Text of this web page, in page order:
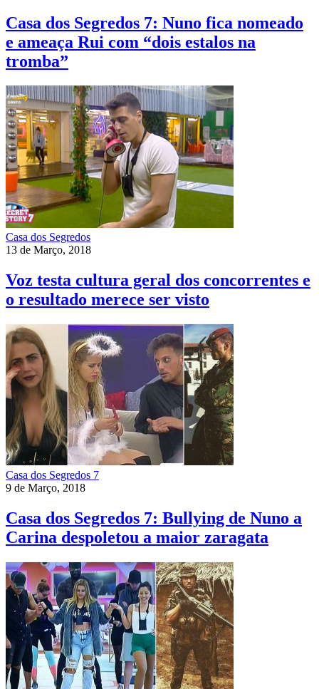
Casa dos Segredos 7: Nuno fica nomeado
e ameaça Rui com “dois estalos na
tromba”
Casa dos Segredos
13 de Março, 2018
Voz testa cultura geral dos concorrentes e
o resultado merece ser visto
Casa dos Segredos 7
9 de Março, 2018
Casa dos Segredos 7: Bullying de Nuno a
Carina despoletou a maior zaragata